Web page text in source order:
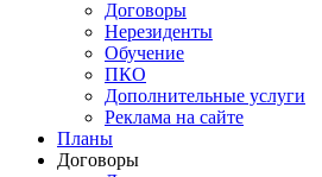
Договоры
Нерезиденты
Обучение
ПКО
Дополнительные услуги
Реклама на сайте
Планы
Договоры